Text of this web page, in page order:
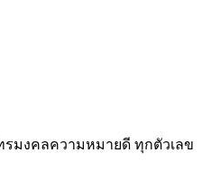
รมงคลความหมายดี ทุกตัวเลข